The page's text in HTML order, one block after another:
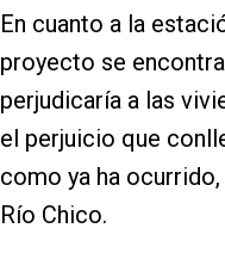
En cuanto a la
proyecto se
perjudicaría a las
el perjuicio que
como ya ha
Río Chico.